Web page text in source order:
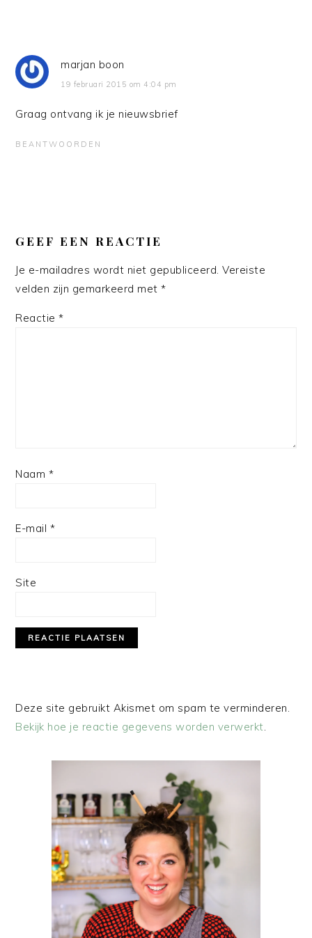
marjan boon
19 februari 2015 om 4:04 pm
Graag ontvang ik je nieuwsbrief
BEANTWOORDEN
GEEF EEN REACTIE
Je e-mailadres wordt niet gepubliceerd. Vereiste
velden zijn gemarkeerd met*
Reactie*
Naam *
E-mail *
Site
Deze site gebruikt Akismet om spam te verminderen.
Bekijk hoe je reactie gegevens worden verwerkt.